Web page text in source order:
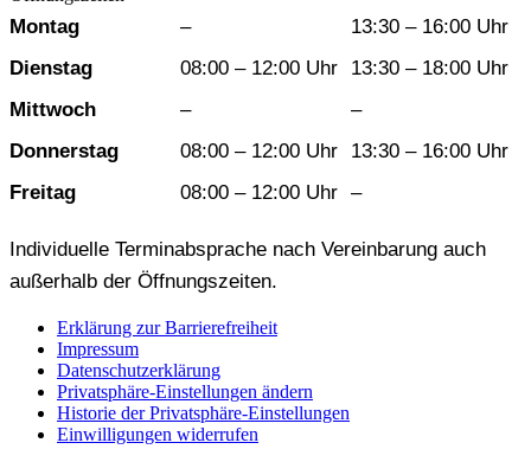
Wochentag
Montag –
13:30 – 16:00 Uhr
Dienstag
08:00 – 12:00 Uhr
13:30 – 18:00 Uhr
Mittwoch
–
–
Donnerstag
08:00 – 12:00 Uhr
13:30 – 16:00 Uhr
Freitag
08:00 – 12:00 Uhr –
Individuelle Terminabsprache nach Vereinbarung auch
außerhalb der Öffnungszeiten.
Erklärung zur Barrierefreiheit
Impressum
Datenschutzerklärung
Privatsphäre-Einstellungen ändern
Historie der Privatsphäre-Einstellungen
Einwilligungen widerrufen